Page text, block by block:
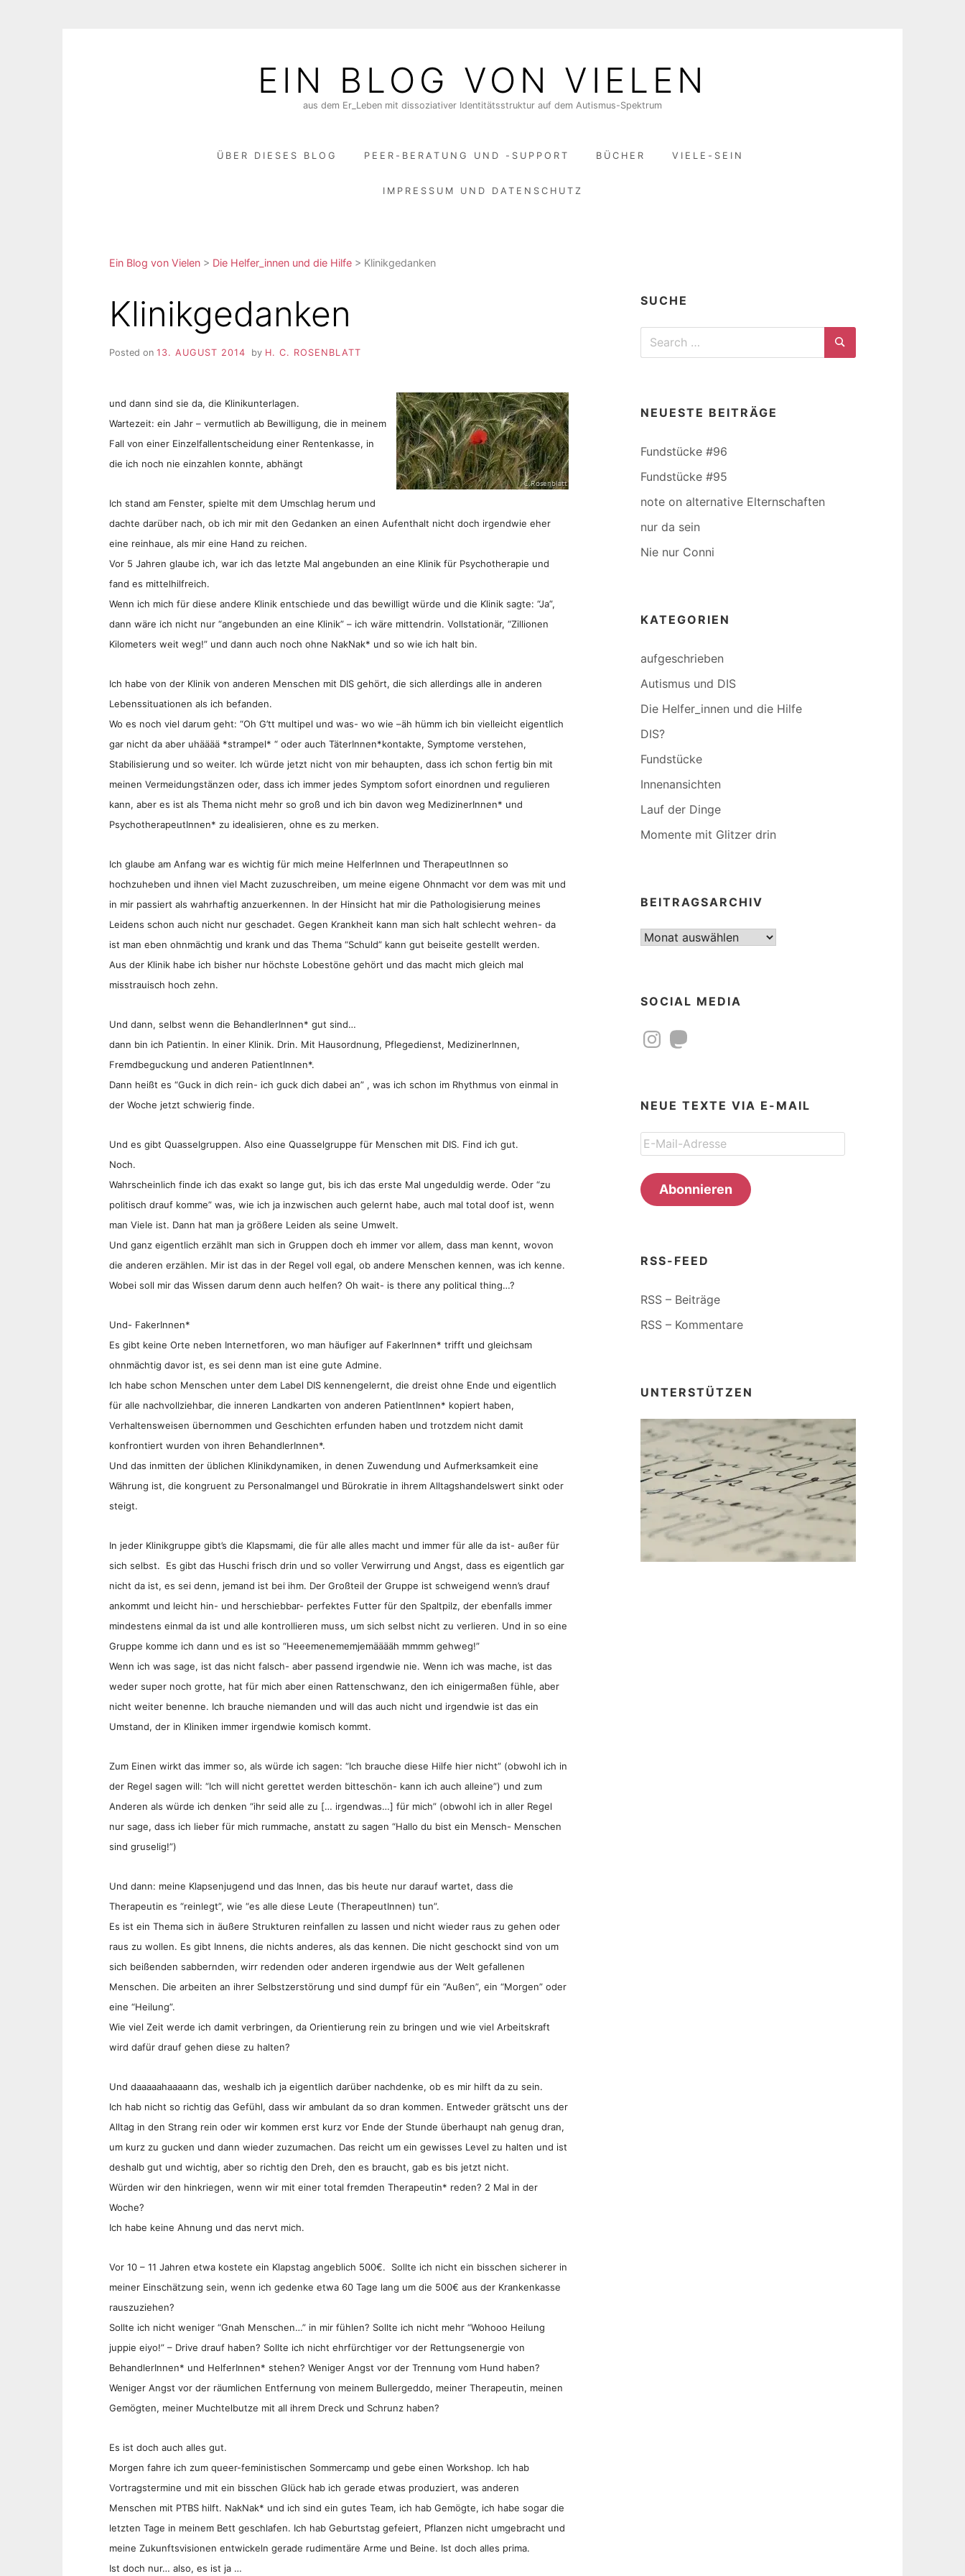
EIN BLOG VON VIELEN
aus dem Er_Leben mit dissoziativer Identitätsstruktur auf dem Autismus-Spektrum
ÜBER DIESES BLOG PEER-BERATUNG UND -SUPPORT BÜCHER VIELE-SEIN
IMPRESSUM UND DATENSCHUTZ
Ein Blog von Vielen > Die Helfer_innen und die Hilfe > Klinikgedanken
Klinikgedanken
Posted on 13. AUGUST 2014 by H. C. ROSENBLATT
und dann sind sie da, die Klinikunterlagen.
Wartezeit: ein Jahr – vermutlich ab Bewilligung, die in meinem
Fall von einer Einzelfallentscheidung einer Rentenkasse, in
die ich noch nie einzahlen konnte, abhängt
Ich stand am Fenster, spielte mit dem Umschlag herum und
dachte darüber nach, ob ich mir mit den Gedanken an einen Aufenthalt nicht doch irgendwie eher
eine reinhaue, als mir eine Hand zu reichen.
Vor 5 Jahren glaube ich, war ich das letzte Mal angebunden an eine Klinik für Psychotherapie und
fand es mittelhilfreich.
Wenn ich mich für diese andere Klinik entschiede und das bewilligt würde und die Klinik sagte: “Ja”,
dann wäre ich nicht nur “angebunden an eine Klinik” – ich wäre mittendrin. Vollstationär, “Zillionen
Kilometers weit weg!” und dann auch noch ohne NakNak* und so wie ich halt bin.
Ich habe von der Klinik von anderen Menschen mit DIS gehört, die sich allerdings alle in anderen
Lebenssituationen als ich befanden.
Wo es noch viel darum geht: “Oh G’tt multipel und was- wo wie –äh hümm ich bin vielleicht eigentlich
gar nicht da aber uhääää *strampel* “ oder auch TäterInnen*kontakte, Symptome verstehen,
Stabilisierung und so weiter. Ich würde jetzt nicht von mir behaupten, dass ich schon fertig bin mit
meinen Vermeidungstänzen oder, dass ich immer jedes Symptom sofort einordnen und regulieren
kann, aber es ist als Thema nicht mehr so groß und ich bin davon weg MedizinerInnen* und
PsychotherapeutInnen* zu idealisieren, ohne es zu merken.
Ich glaube am Anfang war es wichtig für mich meine HelferInnen und TherapeutInnen so
hochzuheben und ihnen viel Macht zuzuschreiben, um meine eigene Ohnmacht vor dem was mit und
in mir passiert als wahrhaftig anzuerkennen. In der Hinsicht hat mir die Pathologisierung meines
Leidens schon auch nicht nur geschadet. Gegen Krankheit kann man sich halt schlecht wehren- da
ist man eben ohnmächtig und krank und das Thema “Schuld” kann gut beiseite gestellt werden.
Aus der Klinik habe ich bisher nur höchste Lobestöne gehört und das macht mich gleich mal
misstrauisch hoch zehn.
Und dann, selbst wenn die BehandlerInnen* gut sind…
dann bin ich Patientin. In einer Klinik. Drin. Mit Hausordnung, Pflegedienst, MedizinerInnen,
Fremdbeguckung und anderen PatientInnen*.
Dann heißt es “Guck in dich rein- ich guck dich dabei an” , was ich schon im Rhythmus von einmal in
der Woche jetzt schwierig finde.
Und es gibt Quasselgruppen. Also eine Quasselgruppe für Menschen mit DIS. Find ich gut.
Noch.
Wahrscheinlich finde ich das exakt so lange gut, bis ich das erste Mal ungeduldig werde. Oder “zu
politisch drauf komme” was, wie ich ja inzwischen auch gelernt habe, auch mal total doof ist, wenn
man Viele ist. Dann hat man ja größere Leiden als seine Umwelt.
Und ganz eigentlich erzählt man sich in Gruppen doch eh immer vor allem, dass man kennt, wovon
die anderen erzählen. Mir ist das in der Regel voll egal, ob andere Menschen kennen, was ich kenne.
Wobei soll mir das Wissen darum denn auch helfen? Oh wait- is there any political thing…?
Und- FakerInnen*
Es gibt keine Orte neben Internetforen, wo man häufiger auf FakerInnen* trifft und gleichsam
ohnmächtig davor ist, es sei denn man ist eine gute Admine.
Ich habe schon Menschen unter dem Label DIS kennengelernt, die dreist ohne Ende und eigentlich
für alle nachvollziehbar, die inneren Landkarten von anderen PatientInnen* kopiert haben,
Verhaltensweisen übernommen und Geschichten erfunden haben und trotzdem nicht damit
konfrontiert wurden von ihren BehandlerInnen*.
Und das inmitten der üblichen Klinikdynamiken, in denen Zuwendung und Aufmerksamkeit eine
Währung ist, die kongruent zu Personalmangel und Bürokratie in ihrem Alltagshandelswert sinkt oder
steigt.
In jeder Klinikgruppe gibt’s die Klapsmami, die für alle alles macht und immer für alle da ist- außer für
sich selbst. Es gibt das Huschi frisch drin und so voller Verwirrung und Angst, dass es eigentlich gar
nicht da ist, es sei denn, jemand ist bei ihm. Der Großteil der Gruppe ist schweigend wenn’s drauf
ankommt und leicht hin- und herschiebbar- perfektes Futter für den Spaltpilz, der ebenfalls immer
mindestens einmal da ist und alle kontrollieren muss, um sich selbst nicht zu verlieren. Und in so eine
Gruppe komme ich dann und es ist so “Heeemenememjemääääh mmmm gehweg!”
Wenn ich was sage, ist das nicht falsch- aber passend irgendwie nie. Wenn ich was mache, ist das
weder super noch grotte, hat für mich aber einen Rattenschwanz, den ich einigermaßen fühle, aber
nicht weiter benenne. Ich brauche niemanden und will das auch nicht und irgendwie ist das ein
Umstand, der in Kliniken immer irgendwie komisch kommt.
Zum Einen wirkt das immer so, als würde ich sagen: “Ich brauche diese Hilfe hier nicht” (obwohl ich in
der Regel sagen will: “Ich will nicht gerettet werden bitteschön- kann ich auch alleine”) und zum
Anderen als würde ich denken “ihr seid alle zu [… irgendwas…] für mich” (obwohl ich in aller Regel
nur sage, dass ich lieber für mich rummache, anstatt zu sagen “Hallo du bist ein Mensch- Menschen
sind gruselig!”)
Und dann: meine Klapsenjugend und das Innen, das bis heute nur darauf wartet, dass die
Therapeutin es “reinlegt”, wie “es alle diese Leute (TherapeutInnen) tun”.
Es ist ein Thema sich in äußere Strukturen reinfallen zu lassen und nicht wieder raus zu gehen oder
raus zu wollen. Es gibt Innens, die nichts anderes, als das kennen. Die nicht geschockt sind von um
sich beißenden sabbernden, wirr redenden oder anderen irgendwie aus der Welt gefallenen
Menschen. Die arbeiten an ihrer Selbstzerstörung und sind dumpf für ein “Außen”, ein “Morgen” oder
eine “Heilung”.
Wie viel Zeit werde ich damit verbringen, da Orientierung rein zu bringen und wie viel Arbeitskraft
wird dafür drauf gehen diese zu halten?
Und daaaaahaaaann das, weshalb ich ja eigentlich darüber nachdenke, ob es mir hilft da zu sein.
Ich hab nicht so richtig das Gefühl, dass wir ambulant da so dran kommen. Entweder grätscht uns der
Alltag in den Strang rein oder wir kommen erst kurz vor Ende der Stunde überhaupt nah genug dran,
um kurz zu gucken und dann wieder zuzumachen. Das reicht um ein gewisses Level zu halten und ist
deshalb gut und wichtig, aber so richtig den Dreh, den es braucht, gab es bis jetzt nicht.
Würden wir den hinkriegen, wenn wir mit einer total fremden Therapeutin* reden? 2 Mal in der
Woche?
Ich habe keine Ahnung und das nervt mich.
Vor 10 – 11 Jahren etwa kostete ein Klapstag angeblich 500€. Sollte ich nicht ein bisschen sicherer in
meiner Einschätzung sein, wenn ich gedenke etwa 60 Tage lang um die 500€ aus der Krankenkasse
rauszuziehen?
Sollte ich nicht weniger “Gnah Menschen…” in mir fühlen? Sollte ich nicht mehr “Wohooo Heilung
juppie eiyo!” – Drive drauf haben? Sollte ich nicht ehrfürchtiger vor der Rettungsenergie von
BehandlerInnen* und HelferInnen* stehen? Weniger Angst vor der Trennung vom Hund haben?
Weniger Angst vor der räumlichen Entfernung von meinem Bullergeddo, meiner Therapeutin, meinen
Gemögten, meiner Muchtelbutze mit all ihrem Dreck und Schrunz haben?
Es ist doch auch alles gut.
Morgen fahre ich zum queer-feministischen Sommercamp und gebe einen Workshop. Ich hab
Vortragstermine und mit ein bisschen Glück hab ich gerade etwas produziert, was anderen
Menschen mit PTBS hilft. NakNak* und ich sind ein gutes Team, ich hab Gemögte, ich habe sogar die
letzten Tage in meinem Bett geschlafen. Ich hab Geburtstag gefeiert, Pflanzen nicht umgebracht und
meine Zukunftsvisionen entwickeln gerade rudimentäre Arme und Beine. Ist doch alles prima.
Ist doch nur… also, es ist ja …
SUCHE
Search
Search
NEUESTE BEITRÄGE
Fundstücke #96
Fundstücke #95
note on alternative Elternschaften
nur da sein
Nie nur Conni
KATEGORIEN
aufgeschrieben
Autismus und DIS
Die Helfer_innen und die Hilfe
DIS?
Fundstücke
Innenansichten
Lauf der Dinge
Momente mit Glitzer drin
BEITRAGSARCHIV
Beitragsarchiv
SOCIAL MEDIA
InstagramMastodon
NEUE TEXTE VIA E-MAIL
E-
Mail-
Adresse
Abonnieren
RSS-FEED
RSS – Beiträge
RSS – Kommentare
UNTERSTÜTZEN